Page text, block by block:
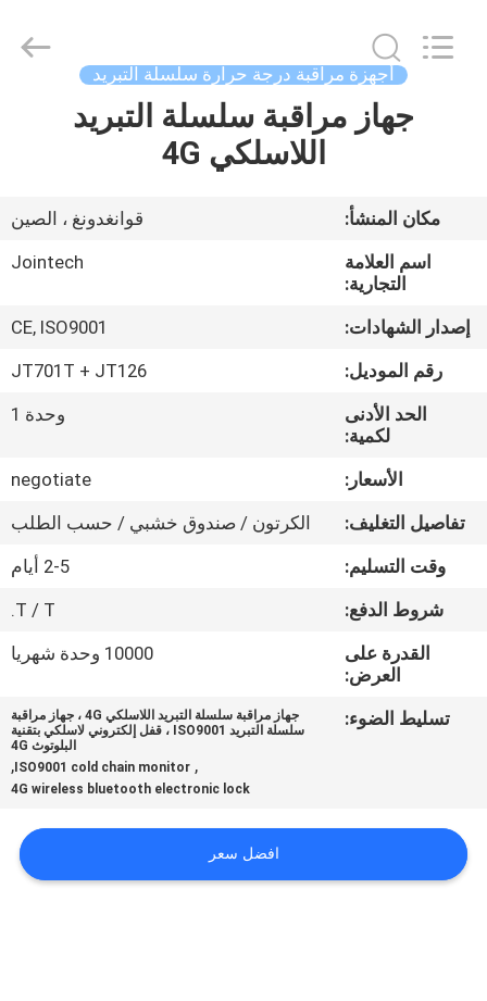
الصفحة
منتجات
الواقع
الافتراضي
معلومات
جولة
المعمل
الجودة
بنا
أجهزة مراقبة درجة حرارة سلسلة التبريد
جهاز مراقبة سلسلة التبريد
اللاسلكي 4G
مكان المنشأ:
قوانغدونغ ، الصين
اسم العلامة
التجارية:
Jointech
إصدار الشهادات:
CE, ISO9001
رقم الموديل:
JT701T + JT126
الحد الأدنى
لكمية:
وحدة 1
الأسعار:
negotiate
تفاصيل التغليف:
الكرتون / صندوق خشبي / حسب الطلب
وقت التسليم:
2-5 أيام
شروط الدفع:
T / T.
القدرة على
العرض:
10000 وحدة شهريا
تسليط الضوء:
جهاز مراقبة سلسلة التبريد اللاسلكي 4G ، جهاز مراقبة
سلسلة التبريد ISO9001 ، قفل إلكتروني لاسلكي بتقنية
البلوتوث 4G
,
ISO9001 cold chain monitor
,
4G wireless bluetooth electronic lock
افضل سعر